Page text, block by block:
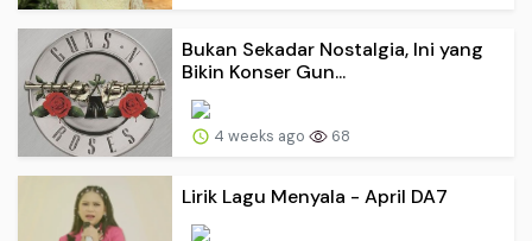
Bukan Sekadar Nostalgia, Ini yang
Bikin Konser Gun...
4 weeks ago 68
Lirik Lagu Menyala - April DA7